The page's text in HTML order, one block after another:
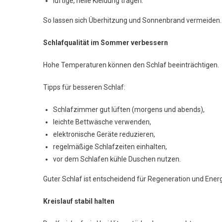
So lassen sich Überhitzung und Sonnenbrand vermeiden.
Schlafqualität im Sommer verbessern
Hohe Temperaturen können den Schlaf beeinträchtigen.
Tipps für besseren Schlaf:
Schlafzimmer gut lüften (morgens und abends),
leichte Bettwäsche verwenden,
elektronische Geräte reduzieren,
regelmäßige Schlafzeiten einhalten,
vor dem Schlafen kühle Duschen nutzen.
Guter Schlaf ist entscheidend für Regeneration und
Kreislauf stabil halten